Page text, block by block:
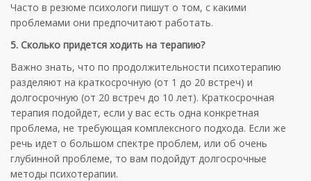
Часто в резюме психологи пишут о том, с какими
проблемами они предпочитают работать.
5. Сколько придется ходить на терапию?
Важно знать, что по продолжительности психотерапию
разделяют на краткосрочную (от 1 до 20 встреч) и
долгосрочную (от 20 встреч до 10 лет). Краткосрочная
терапия подойдет, если у вас есть одна конкретная
проблема, не требующая комплексного подхода. Если же
речь идет о большом спектре проблем, или об очень
глубинной проблеме, то вам подойдут долгосрочные
методы психотерапии.